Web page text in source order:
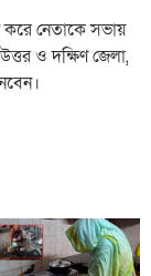
নেতাকে সভায়
ও দক্ষিণ জেলা,